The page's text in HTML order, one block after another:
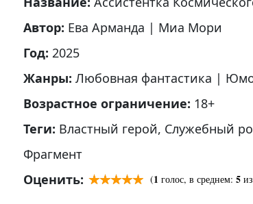
Автор: Ева Арманда | Миа Мори
Год: 2025
Жанры: Любовная фантастика |
Возрастное ограничение: 18+
Теги: Властный герой, Служебный
Фрагмент
Оценить:
(1 голос, в среднем: 5